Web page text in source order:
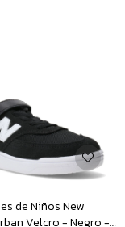
de Niños New
Velcro - Negro -